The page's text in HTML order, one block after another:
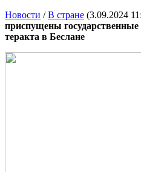
Новости /В стране (3.09.2024
приспущены
теракта в Беслане